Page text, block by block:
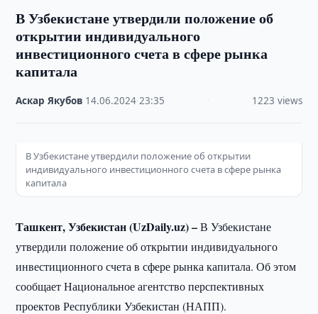
В Узбекистане утвердили положение об
открытии индивидуального
инвестиционного счета в сфере рынка
капитала
Аскар Якубов 14.06.2024 ·23:35 1223 views
В Узбекистане утвердили положение об открытии
индивидуального инвестиционного счета в сфере рынка
капитала
Ташкент, Узбекистан (UzDaily.uz) –В Узбекистане
утвердили положение об открытии индивидуального
инвестиционного счета в сфере рынка капитала. Об этом
сообщает Национальное агентство перспективных
проектов Республики Узбекистан (НАПП).